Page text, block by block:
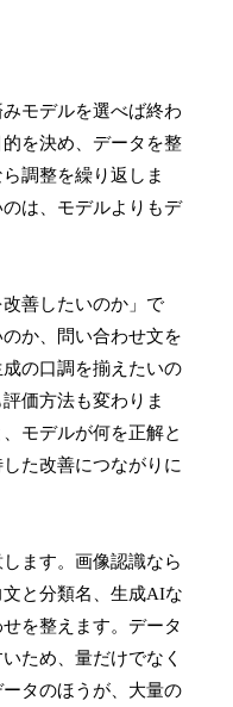
モデルを選べば終わ
を決め、データを整
調整を繰り返しま
は、モデルよりもデ
善したいのか」で
か、問い合わせ文を
の口調を揃えたいの
価方法も変わりま
モデルが何を正解と
た改善につながりに
ます。画像認識なら
と分類名、生成AIな
を整えます。データ
ため、量だけでなく
タのほうが、大量の